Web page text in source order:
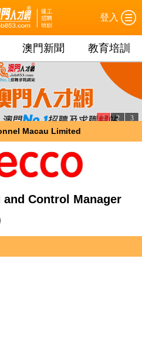
登入
澳門新聞 教育培訓
3
2
1
Macau Limited
Control Manager